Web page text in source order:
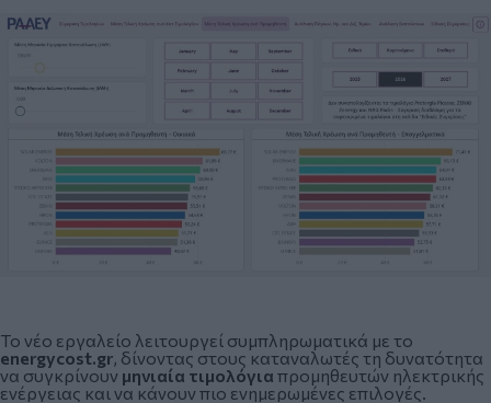
Το νέο εργαλείο λειτουργεί συμπληρωματικά με το
energycost.gr, δίνοντας στους καταναλωτές τη δυνατότητα
να συγκρίνουν μηνιαία τιμολόγια προμηθευτών ηλεκτρικής
ενέργειας και να κάνουν πιο ενημερωμένες επιλογές.